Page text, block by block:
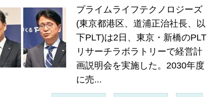
プライムライフテクノロジーズ
(東京都港区、道浦正治社長、以
下PLT)は2日、東京・新橋のPLT
リサーチラボラトリーで経営計
画説明会を実施した。2030年度
に売...